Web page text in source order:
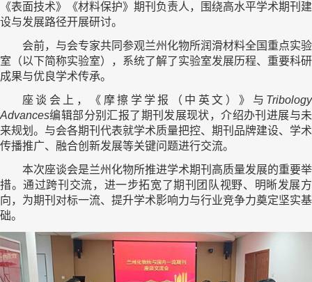
《表面技术》《材料保护》期刊负责人，围绕高水平学术期刊建
设与发展路径开展研讨。
会前，与会专家共同参观兰州化物所润滑材料全国重点实验
室（以下简称实验室），系统了解了实验室发展历程、重要科研
成果与优良学术传承。
座谈会上，《摩擦学学报（中英文）》与 Tribology
Advances编辑部分别汇报了期刊发展现状，介绍办刊进展与未
来规划。与会各期刊代表就学术质量把控、期刊品牌建设、学术
传播推广、融合创新发展等关键问题进行交流。
本次座谈会是兰州化物所推进学术期刊高质量发展的重要举
措。通过跨刊交流，进一步拓宽了期刊团队视野、明晰发展方
向，为期刊对标一流、提升学术影响力与行业竞争力奠定坚实基
础。